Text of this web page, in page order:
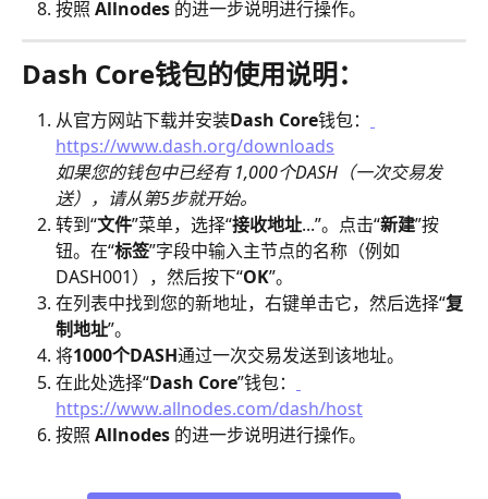
按照 Allnodes 的进一步说明进行操作。
Dash Core钱包的使用说明：
从官方网站下载并安装Dash Core钱包：
https://www.dash.org/downloads
如果您的钱包中已经有 1,000个DASH（一次交易发
送），请从第5步就开始。
转到“文件”菜单，选择“接收地址...”。点击“新建”按
钮。在“标签”字段中输入主节点的名称（例如
DASH001），然后按下“OK”。
在列表中找到您的新地址，右键单击它，然后选择“复
制地址”。
将1000个DASH通过一次交易发送到该地址。
在此处选择“Dash Core”钱包：
https://www.allnodes.com/dash/host
按照 Allnodes 的进一步说明进行操作。